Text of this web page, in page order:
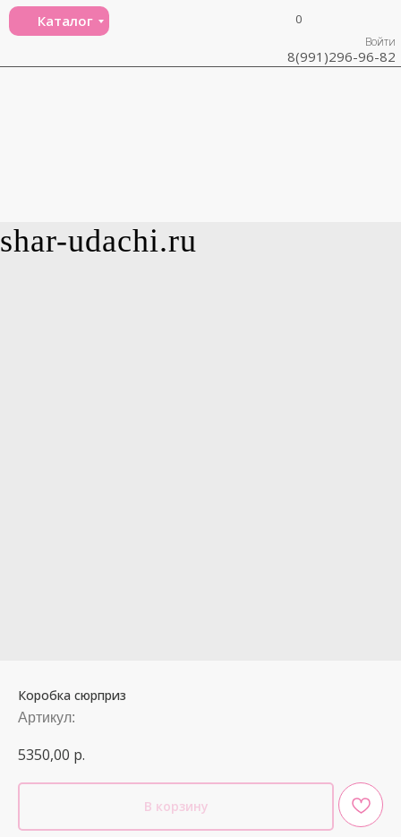
Каталог
Войти
0
8(991)296-96-82
shar-udachi.ru
Коробка сюрприз
Артикул:
5350,00 р.
В корзину